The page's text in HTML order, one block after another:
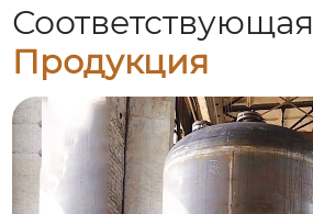
Соответствующая
Продукция